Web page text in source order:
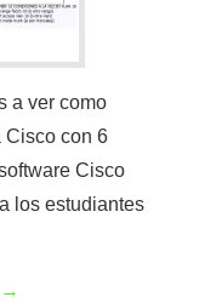
a ver como
Cisco con 6
Cisco
los estudiantes
→